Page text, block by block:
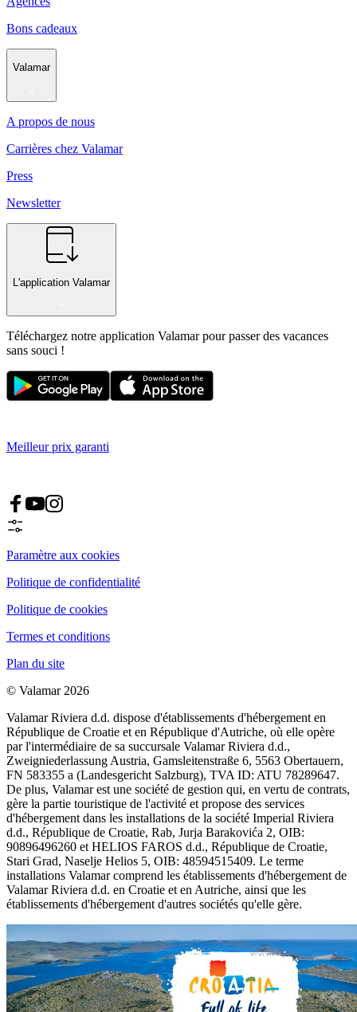
Bons cadeaux
Valamar
A propos de nous
Carrières chez Valamar
Press
Newsletter
L'application Valamar
Téléchargez notre application Valamar pour passer des vacances
sans souci !
Meilleur prix garanti
Paramètre aux cookies
Politique de confidentialité
Politique de cookies
Termes et conditions
Plan du site
© Valamar 2026
Valamar Riviera d.d. dispose d'établissements d'hébergement en
République de Croatie et en République d'Autriche, où elle opère
par l'intermédiaire de sa succursale Valamar Riviera d.d.,
Zweigniederlassung Austria, Gamsleitenstraße 6, 5563 Obertauern,
FN 583355 a (Landesgericht Salzburg), TVA ID: ATU 78289647.
De plus, Valamar est une société de gestion qui, en vertu de contrats,
gère la partie touristique de l'activité et propose des services
d'hébergement dans les installations de la société Imperial Riviera
d.d., République de Croatie, Rab, Jurja Barakovića 2, OIB:
90896496260 et HELIOS FAROS d.d., République de Croatie,
Stari Grad, Naselje Helios 5, OIB: 48594515409. Le terme
installations Valamar comprend les établissements d'hébergement de
Valamar Riviera d.d. en Croatie et en Autriche, ainsi que les
établissements d'hébergement d'autres sociétés qu'elle gère.